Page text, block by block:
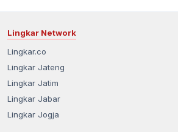
Lingkar Network
Lingkar.co
Lingkar Jateng
Lingkar Jatim
Lingkar Jabar
Lingkar Jogja